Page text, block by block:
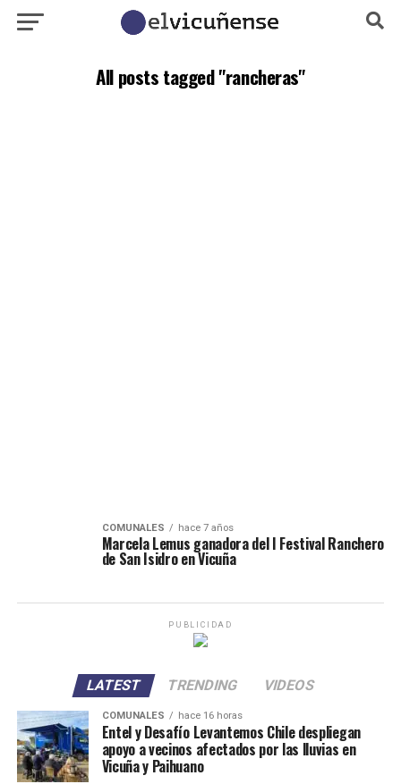
All posts tagged "rancheras"
COMUNALES hace 7 años
Marcela Lemus ganadora del I Festival Ranchero
de San Isidro en Vicuña
PUBLICIDAD
LATEST TRENDING VIDEOS
COMUNALES hace 16 horas
Entel y Desafío Levantemos Chile despliegan
apoyo a vecinos afectados por las lluvias en
Vicuña y Paihuano